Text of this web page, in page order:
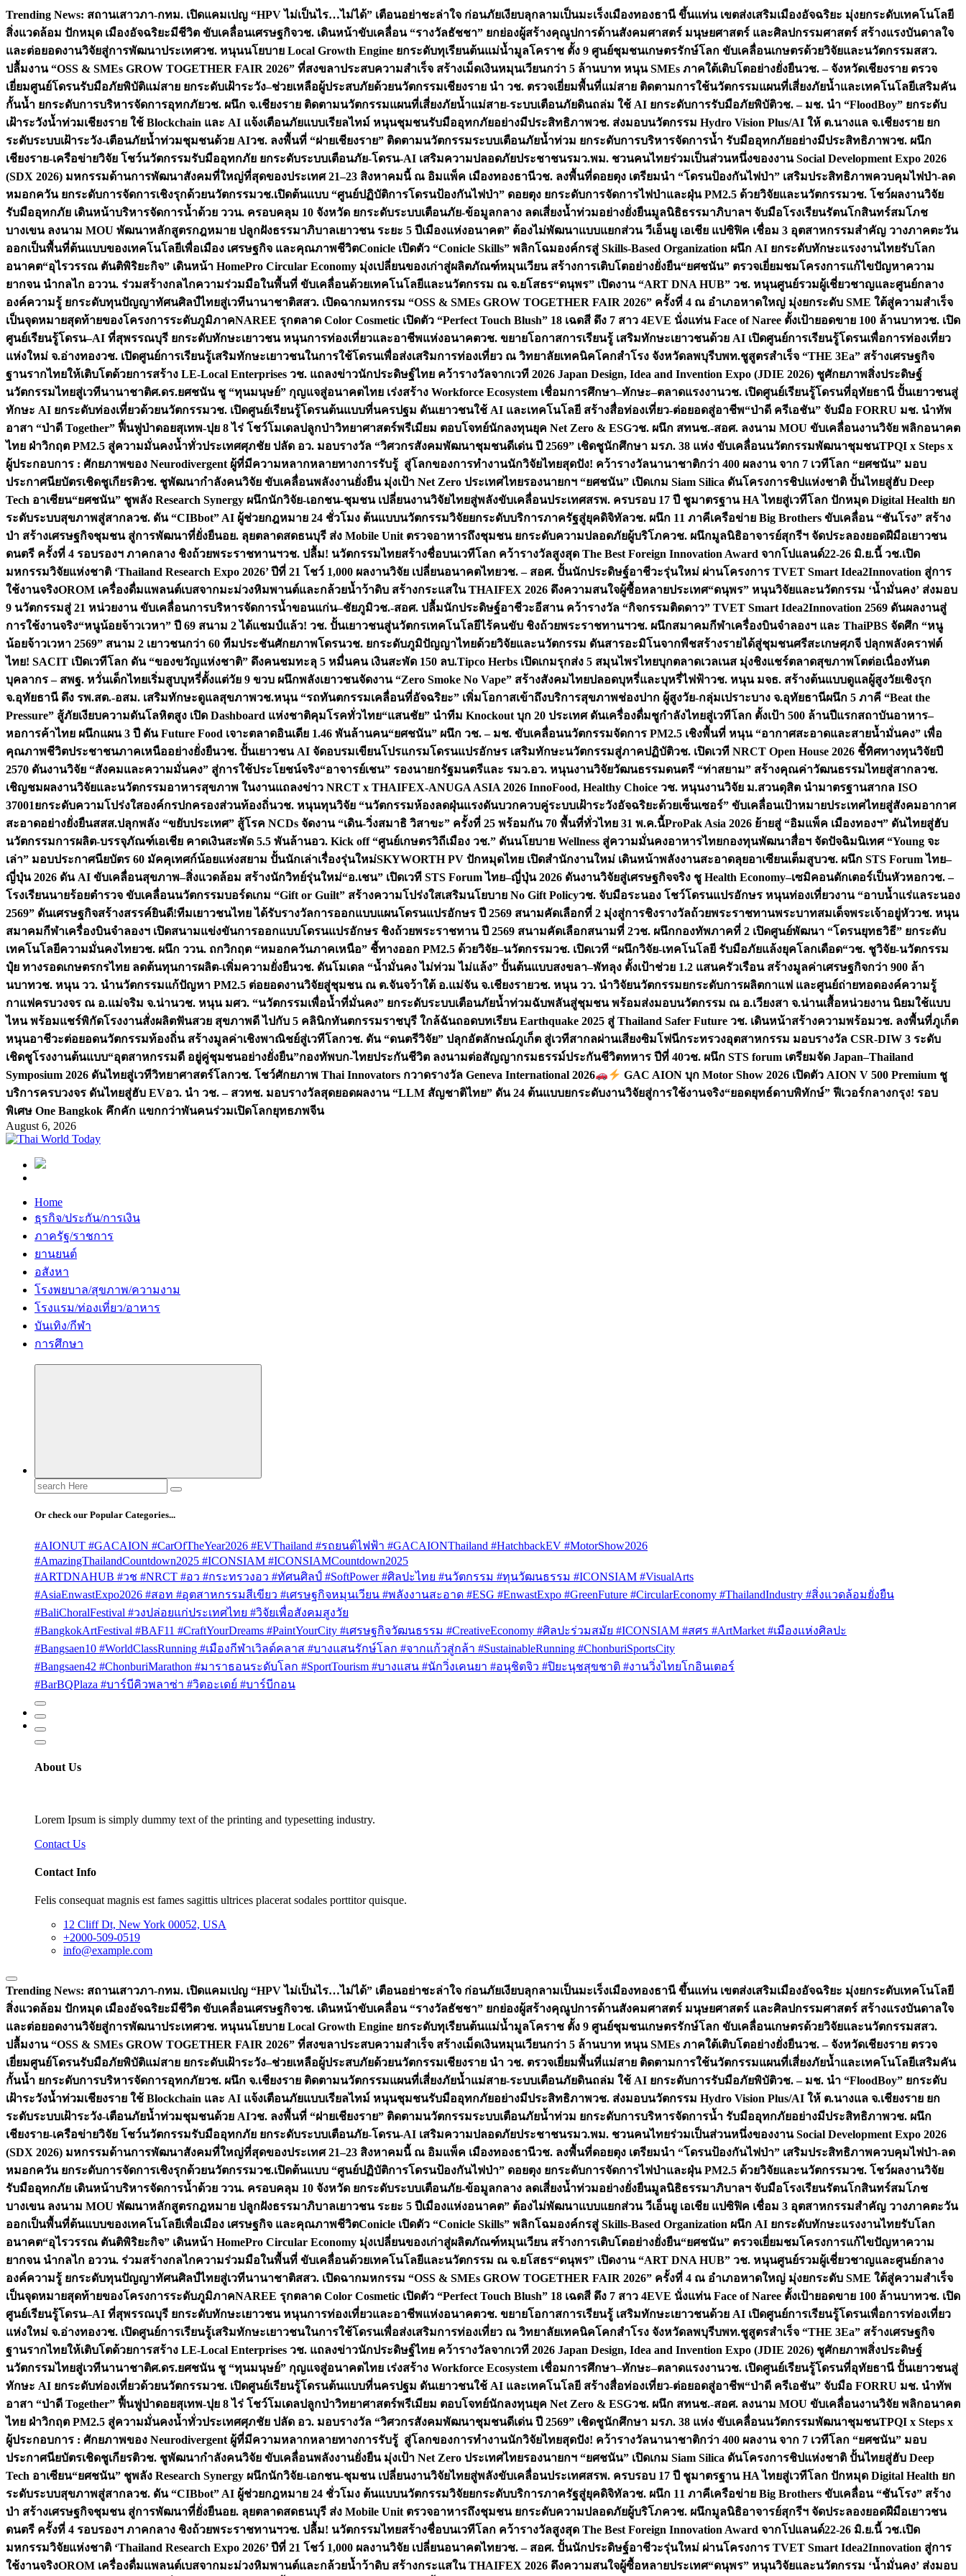
Skip
to
content
Trending News: สถานเสาวภา-กทม. เปิดแคมเปญ “HPV ไม่เป็นไร…ไม่ได้” เตือนอย่าชะล่าใจ ก่อนภัยเงียบลุกลามเป็นมะเร็งเมืองทองธานี ขึ้นแท่น เขตส่งเสริมเมืองอัจฉริยะ มุ่งยกระดับเทคโนโลยี
สิ่งแวดล้อม ปักหมุด เมืองอัจฉริยะมีชีวิต ขับเคลื่อนเศรษฐกิจวช. เดินหน้าขับเคลื่อน “รางวัลธัชชา” ยกย่องผู้สร้างคุณูปการด้านสังคมศาสตร์ มนุษยศาสตร์ และศิลปกรรมศาสตร์ สร้างแรงบันดาลใจ
และต่อยอดงานวิจัยสู่การพัฒนาประเทศวช. หนุนนโยบาย Local Growth Engine ยกระดับทุเรียนต้นแม่น้ำมูลโคราช ตั้ง 9 ศูนย์ชุมชนเกษตรรักษ์โลก ขับเคลื่อนเกษตรด้วยวิจัยและนวัตกรรมสสว.
ปลื้มงาน “OSS & SMEs GROW TOGETHER FAIR 2026” ที่สงขลาประสบความสำเร็จ สร้างเม็ดเงินหมุนเวียนกว่า 5 ล้านบาท หนุน SMEs ภาคใต้เติบโตอย่างยั่งยืนวช. – จังหวัดเชียงราย ตรวจ
เยี่ยมศูนย์โดรนรับมือภัยพิบัติแม่สาย ยกระดับเฝ้าระวัง–ช่วยเหลือผู้ประสบภัยด้วยนวัตกรรมเชียงราย นำ วช. ตรวจเยี่ยมพื้นที่แม่สาย ติดตามการใช้นวัตกรรมแผนที่เสี่ยงภัยน้ำและเทคโนโลยีเสริมคัน
กั้นน้ำ ยกระดับการบริหารจัดการอุทกภัยวช. ผนึก จ.เชียงราย ติดตามนวัตกรรมแผนที่เสี่ยงภัยน้ำแม่สาย-ระบบเตือนภัยดินถล่ม ใช้ AI ยกระดับการรับมือภัยพิบัติวช. – มช. นำ “FloodBoy” ยกระดับ
เฝ้าระวังน้ำท่วมเชียงราย ใช้ Blockchain และ AI แจ้งเตือนภัยแบบเรียลไทม์ หนุนชุมชนรับมืออุทกภัยอย่างมีประสิทธิภาพวช. ส่งมอบนวัตกรรม Hydro Vision Plus/AI ให้ ต.นางแล จ.เชียงราย ยก
ระดับระบบเฝ้าระวัง-เตือนภัยน้ำท่วมชุมชนด้วย AIวช. ลงพื้นที่ “ฝายเชียงราย” ติดตามนวัตกรรมระบบเตือนภัยน้ำท่วม ยกระดับการบริหารจัดการน้ำ รับมืออุทกภัยอย่างมีประสิทธิภาพวช. ผนึก
เชียงราย-เครือข่ายวิจัย โชว์นวัตกรรมรับมืออุทกภัย ยกระดับระบบเตือนภัย-โดรน-AI เสริมความปลอดภัยประชาชนรมว.พม. ชวนคนไทยร่วมเป็นส่วนหนึ่งของงาน Social Development Expo 2026
(SDX 2026) มหกรรมด้านการพัฒนาสังคมที่ใหญ่ที่สุดของประเทศ 21–23 สิงหาคมนี้ ณ อิมแพ็ค เมืองทองธานีวช. ลงพื้นที่ดอยตุง เตรียมนำ “โดรนป้องกันไฟป่า” เสริมประสิทธิภาพควบคุมไฟป่า-ลด
หมอกควัน ยกระดับการจัดการเชิงรุกด้วยนวัตกรรมวช.เปิดต้นแบบ “ศูนย์ปฏิบัติการโดรนป้องกันไฟป่า” ดอยตุง ยกระดับการจัดการไฟป่าและฝุ่น PM2.5 ด้วยวิจัยและนวัตกรรมวช. โชว์ผลงานวิจัย
รับมืออุทกภัย เดินหน้าบริหารจัดการน้ำด้วย ววน. ครอบคลุม 10 จังหวัด ยกระดับระบบเตือนภัย-ข้อมูลกลาง ลดเสี่ยงน้ำท่วมอย่างยั่งยืนมูลนิธิธรรมาภิบาลฯ จับมือโรงเรียนรัตนโกสินทร์สมโภช
บางเขน ลงนาม MOU พัฒนาหลักสูตรกฎหมาย ปลูกฝังธรรมาภิบาลเยาวชน ระยะ 5 ปีเมืองแห่งอนาคต” ต้องไม่พัฒนาแบบแยกส่วน วีเอ็นยู เอเชีย แปซิฟิค เชื่อม 3 อุตสาหกรรมสำคัญ วางภาคตะวัน
ออกเป็นพื้นที่ต้นแบบของเทคโนโลยีเพื่อเมือง เศรษฐกิจ และคุณภาพชีวิตConicle เปิดตัว “Conicle Skills” พลิกโฉมองค์กรสู่ Skills-Based Organization ผนึก AI ยกระดับทักษะแรงงานไทยรับโลก
อนาคต“อุไรวรรณ ตันติพิริยะกิจ” เดินหน้า HomePro Circular Economy มุ่งเปลี่ยนของเก่าสู่ผลิตภัณฑ์หมุนเวียน สร้างการเติบโตอย่างยั่งยืน“ยศชนัน” ตรวจเยี่ยมชมโครงการแก้ไขปัญหาความ
ยากจน นำกลไก อววน. ร่วมสร้างกลไกความร่วมมือในพื้นที่ ขับเคลื่อนด้วยเทคโนโลยีและนวัตกรรม ณ จ.ยโสธร“ดนุพร” เปิดงาน “ART DNA HUB” วช. หนุนศูนย์รวมผู้เชี่ยวชาญและศูนย์กลาง
องค์ความรู้ ยกระดับทุนปัญญาทัศนศิลป์ไทยสู่เวทีนานาชาติสสว. เปิดฉากมหกรรม “OSS & SMEs GROW TOGETHER FAIR 2026” ครั้งที่ 4 ณ อำเภอหาดใหญ่ มุ่งยกระดับ SME ใต้สู่ความสำเร็จ
เป็นจุดหมายสุดท้ายของโครงการระดับภูมิภาคNAREE รุกตลาด Color Cosmetic เปิดตัว “Perfect Touch Blush” 18 เฉดสี ดึง 7 สาว 4EVE นั่งแท่น Face of Naree ตั้งเป้ายอดขาย 100 ล้านบาทวช. เปิด
ศูนย์เรียนรู้โดรน–AI ที่สุพรรณบุรี ยกระดับทักษะเยาวชน หนุนการท่องเที่ยวและอาชีพแห่งอนาคตวช. ขยายโอกาสการเรียนรู้ เสริมทักษะเยาวชนด้วย AI เปิดศูนย์การเรียนรู้โดรนเพื่อการท่องเที่ยว
แห่งใหม่ จ.อ่างทองวช. เปิดศูนย์การเรียนรู้เสริมทักษะเยาวชนในการใช้โดรนเพื่อส่งเสริมการท่องเที่ยว ณ วิทยาลัยเทคนิคโคกสำโรง จังหวัดลพบุรีบพท.ชูสูตรสำเร็จ “THE 3Ea” สร้างเศรษฐกิจ
ฐานรากไทยให้เติบโตด้วยการสร้าง LE-Local Enterprises วช. แถลงข่าวนักประดิษฐ์ไทย คว้ารางวัลจากเวที 2026 Japan Design, Idea and Invention Expo (JDIE 2026) ชูศักยภาพสิ่งประดิษฐ์
นวัตกรรมไทยสู่เวทีนานาชาติศ.ดร.ยศชนัน ชู “ทุนมนุษย์” กุญแจสู่อนาคตไทย เร่งสร้าง Workforce Ecosystem เชื่อมการศึกษา–ทักษะ–ตลาดแรงงานวช. เปิดศูนย์เรียนรู้โดรนที่อุทัยธานี ปั้นเยาวชนสู่
ทักษะ AI ยกระดับท่องเที่ยวด้วยนวัตกรรมวช. เปิดศูนย์เรียนรู้โดรนต้นแบบที่นครปฐม ดันเยาวชนใช้ AI และเทคโนโลยี สร้างสื่อท่องเที่ยว-ต่อยอดสู่อาชีพ“ป่าดี ครีเอชัน” จับมือ FORRU มช. นำทัพ
อาสา “ป่าดี Together” ฟื้นฟูป่าดอยสุเทพ-ปุย 8 ไร่ โชว์โมเดลปลูกป่าวิทยาศาสตร์พรีเมียม ตอบโจทย์นักลงทุนยุค Net Zero & ESGวช. ผนึก สทนช.-สอศ. ลงนาม MOU ขับเคลื่อนงานวิจัย พลิกอนาคต
ไทย ฝ่าวิกฤต PM2.5 สู่ความมั่นคงน้ำทั่วประเทศศุภชัย ปลัด อว. มอบรางวัล “วิศวกรสังคมพัฒนาชุมชนดีเด่น ปี 2569” เชิดชูนักศึกษา มรภ. 38 แห่ง ขับเคลื่อนนวัตกรรมพัฒนาชุมชนTPQI x Steps x
ผู้ประกอบการ : ศักยภาพของ Neurodivergent ผู้ที่มีความหลากหลายทางการรับรู้ สู่โลกของการทำงานนักวิจัยไทยสุดปัง! คว้ารางวัลนานาชาติกว่า 400 ผลงาน จาก 7 เวทีโลก “ยศชนัน” มอบ
ประกาศนียบัตรเชิดชูเกียรติวช. ชูพัฒนากำลังคนวิจัย ขับเคลื่อนพลังงานยั่งยืน มุ่งเป้า Net Zero ประเทศไทยรองนายกฯ “ยศชนัน” เปิดเกม Siam Silica ดันโครงการชิปแห่งชาติ ปั้นไทยสู่ฮับ Deep
Tech อาเซียน“ยศชนัน” ชูพลัง Research Synergy ผนึกนักวิจัย-เอกชน-ชุมชน เปลี่ยนงานวิจัยไทยสู่พลังขับเคลื่อนประเทศสรพ. ครบรอบ 17 ปี ชูมาตรฐาน HA ไทยสู่เวทีโลก ปักหมุด Digital Health ยก
ระดับระบบสุขภาพสู่สากลวช. ดัน “CIBbot” AI ผู้ช่วยกฎหมาย 24 ชั่วโมง ต้นแบบนวัตกรรมวิจัยยกระดับบริการภาครัฐสู่ยุคดิจิทัลวช. ผนึก 11 ภาคีเครือข่าย Big Brothers ขับเคลื่อน “ชันโรง” สร้าง
ป่า สร้างเศรษฐกิจชุมชน สู่การพัฒนาที่ยั่งยืนอย. ลุยตลาดสดธนบุรี ส่ง Mobile Unit ตรวจอาหารถึงชุมชน ยกระดับความปลอดภัยผู้บริโภควช. ผนึกมูลนิธิอาจารย์สุกรีฯ จัดประลองยอดฝีมือเยาวชน
ดนตรี ครั้งที่ 4 รอบรองฯ ภาคกลาง ชิงถ้วยพระราชทานฯวช. ปลื้ม! นวัตกรรมไทยสร้างชื่อบนเวทีโลก คว้ารางวัลสูงสุด The Best Foreign Innovation Award จากโปแลนด์22-26 มิ.ย.นี้ วช.เปิด
มหกรรมวิจัยแห่งชาติ ‘Thailand Research Expo 2026’ ปีที่ 21 โชว์ 1,000 ผลงานวิจัย เปลี่ยนอนาคตไทยวช. – สอศ. ปั้นนักประดิษฐ์อาชีวะรุ่นใหม่ ผ่านโครงการ TVET Smart Idea2Innovation สู่การ
ใช้งานจริงOROM เครื่องดื่มแพลนต์เบสจากมะม่วงหิมพานต์และกล้วยน้ำว้าดิบ สร้างกระแสใน THAIFEX 2026 ดึงความสนใจผู้ซื้อหลายประเทศ“ดนุพร” หนุนวิจัยและนวัตกรรม ‘น้ำมั่นคง’ ส่งมอบ
9 นวัตกรรมสู่ 21 หน่วยงาน ขับเคลื่อนการบริหารจัดการน้ำขอนแก่น–ชัยภูมิวช.-สอศ. ปลื้มนักประดิษฐ์อาชีวะอีสาน คว้ารางวัล “กิจกรรมติดดาว” TVET Smart Idea2Innovation 2569 ดันผลงานสู่
การใช้งานจริง“หนูน้อยจ้าวเวหา” ปี 69 สนาม 2 ได้แชมป์แล้ว! วช. ปั้นเยาวชนสู่นวัตกรเทคโนโลยีไร้คนขับ ชิงถ้วยพระราชทานฯวช. ผนึกสมาคมกีฬาเครื่องบินจำลองฯ และ ThaiPBS จัดศึก “หนู
น้อยจ้าวเวหา 2569” สนาม 2 เยาวชนกว่า 60 ทีมประชันศักยภาพโดรนวช. ยกระดับภูมิปัญญาไทยด้วยวิจัยและนวัตกรรม ดันสารอะมิโนจากพืชสร้างรายได้สู่ชุมชนศรีสะเกษศุภจี ปลุกพลังคราฟต์
ไทย! SACIT เปิดเวทีโลก ดัน “ของขวัญแห่งชาติ” ดึงคนชมทะลุ 5 หมื่นคน เงินสะพัด 150 ลบ.Tipco Herbs เปิดเกมรุกส่ง 5 สมุนไพรไทยบุกตลาดเวลเนส มุ่งชิงแชร์ตลาดสุขภาพโตต่อเนื่องทันต
บุคลากร – สพฐ. หวั่นเด็กไทยเริ่มสูบบุหรี่ตั้งแต่วัย 9 ขวบ ผนึกพลังเยาวชนจัดงาน “Zero Smoke No Vape” สร้างสังคมไทยปลอดบุหรี่และบุหรี่ไฟฟ้าวช. หนุน มจธ. สร้างต้นแบบดูแลผู้สูงวัยเชิงรุก
จ.อุทัยธานี ดึง รพ.สต.-อสม. เสริมทักษะดูแลสุขภาพวช.หนุน “รถทันตกรรมเคลื่อนที่อัจฉริยะ” เพิ่มโอกาสเข้าถึงบริการสุขภาพช่องปาก ผู้สูงวัย-กลุ่มเปราะบาง จ.อุทัยธานีผนึก 5 ภาคี “Beat the
Pressure” สู้ภัยเงียบความดันโลหิตสูง เปิด Dashboard แห่งชาติคุมโรคทั่วไทย“แสนชัย” นำทีม Knockout บุก 20 ประเทศ ดันเครื่องดื่มชูกำลังไทยสู่เวทีโลก ตั้งเป้า 500 ล้านปีแรกสถาบันอาหาร–
หอการค้าไทย ผนึกแผน 3 ปี ดัน Future Food เจาะตลาดอินเดีย 1.46 พันล้านคน“ยศชนัน” ผนึก วช. – มช. ขับเคลื่อนนวัตกรรมจัดการ PM2.5 เชิงพื้นที่ หนุน “อากาศสะอาดและสายน้ำมั่นคง” เพื่อ
คุณภาพชีวิตประชาชนภาคเหนืออย่างยั่งยืนวช. ปั้นเยาวชน AI จัดอบรมเขียนโปรแกรมโดรนแปรอักษร เสริมทักษะนวัตกรรมสู่ภาคปฏิบัติวช. เปิดเวที NRCT Open House 2026 ชี้ทิศทางทุนวิจัยปี
2570 ดันงานวิจัย “สังคมและความมั่นคง” สู่การใช้ประโยชน์จริง“อาจารย์เชน” รองนายกรัฐมนตรีและ รมว.อว. หนุนงานวิจัยวัฒนธรรมดนตรี “ท่าสยาม” สร้างคุณค่าวัฒนธรรมไทยสู่สากลวช.
เชิญชมผลงานวิจัยและนวัตกรรมอาหารสุขภาพ ในงานแถลงข่าว NRCT x THAIFEX-ANUGA ASIA 2026 InnoFood, Healthy Choice วช. หนุนงานวิจัย ม.สวนดุสิต นำมาตรฐานสากล ISO
37001ยกระดับความโปร่งใสองค์กรปกครองส่วนท้องถิ่นวช. หนุนทุนวิจัย “นวัตกรรมห้องลดฝุ่นแรงดันบวกควบคู่ระบบเฝ้าระวังอัจฉริยะด้วยเซ็นเซอร์” ขับเคลื่อนเป้าหมายประเทศไทยสู่สังคมอากาศ
สะอาดอย่างยั่งยืนสสส.ปลุกพลัง “ขยับประเทศ” สู้โรค NCDs จัดงาน “เดิน-วิ่งสมาธิ วิสาขะ” ครั้งที่ 25 พร้อมกัน 70 พื้นที่ทั่วไทย 31 พ.ค.นี้ProPak Asia 2026 ย้ายสู่ “อิมแพ็ค เมืองทองฯ” ดันไทยสู่ฮับ
นวัตกรรมการผลิต-บรรจุภัณฑ์เอเชีย คาดเงินสะพัด 5.5 พันล้านอว. Kick off “ศูนย์เกษตรวิถีเมือง วช.” ดันนโยบาย Wellness สู่ความมั่นคงอาหารไทยกองทุนพัฒนาสื่อฯ จัดปัจฉิมนิเทศ “Young จะ
เล่า” มอบประกาศนียบัตร 60 มัคคุเทศก์น้อยแห่งสยาม ปั้นนักเล่าเรื่องรุ่นใหม่SKYWORTH PV ปักหมุดไทย เปิดสำนักงานใหม่ เดินหน้าพลังงานสะอาดลุยอาเซียนเต็มสูบวช. ผนึก STS Forum ไทย–
ญี่ปุ่น 2026 ดัน AI ขับเคลื่อนสุขภาพ–สิ่งแวดล้อม สร้างนักวิทย์รุ่นใหม่“อ.เชน” เปิดเวที STS Forum ไทย–ญี่ปุ่น 2026 ดันงานวิจัยสู่เศรษฐกิจจริง ชู Health Economy–เซมิคอนดักเตอร์เป็นหัวหอกวช. –
โรงเรียนนายร้อยตำรวจ ขับเคลื่อนนวัตกรรมบอร์ดเกม “Gift or Guilt” สร้างความโปร่งใสเสริมนโยบาย No Gift Policyวช. จับมือระนอง โชว์โดรนแปรอักษร หนุนท่องเที่ยวงาน “อาบน้ำแร่แลระนอง
2569” ดันเศรษฐกิจสร้างสรรค์ยินดี!ทีมเยาวชนไทย ได้รับรางวัลการออกแบบแผนโดรนแปรอักษร ปี 2569 สนามคัดเลือกที่ 2 มุ่งสู่การชิงรางวัลถ้วยพระราชทานพระบาทสมเด็จพระเจ้าอยู่หัววช. หนุน
สมาคมกีฬาเครื่องบินจำลองฯ เปิดสนามแข่งขันการออกแบบโดรนแปรอักษร ชิงถ้วยพระราชทาน ปี 2569 สนามคัดเลือกสนามที่ 2วช. ผนึกกองทัพภาคที่ 2 เปิดศูนย์พัฒนา “โดรนยุทธวิธี” ยกระดับ
เทคโนโลยีความมั่นคงไทยวช. ผนึก ววน. ถกวิกฤต “หมอกควันภาคเหนือ” ชี้ทางออก PM2.5 ด้วยวิจัย–นวัตกรรมวช. เปิดเวที “ผนึกวิจัย-เทคโนโลยี รับมือภัยแล้งยุคโลกเดือด“วช. ชูวิจัย-นวัตกรรม
ปุ๋ย ทางรอดเกษตรกรไทย ลดต้นทุนการผลิต-เพิ่มความยั่งยืนวช. ดันโมเดล “น้ำมั่นคง ไม่ท่วม ไม่แล้ง” ปั้นต้นแบบสงขลา–พัทลุง ตั้งเป้าช่วย 1.2 แสนครัวเรือน สร้างมูลค่าเศรษฐกิจกว่า 900 ล้า
นบาทวช. หนุน วว. นำนวัตกรรมแก้ปัญหา PM2.5 ต่อยอดงานวิจัยสู่ชุมชน ณ ต.จันจว้าใต้ อ.แม่จัน จ.เชียงรายวช. หนุน วว. นำวิจัยนวัตกรรมยกระดับการผลิตกาแฟ และศูนย์ถ่ายทอดองค์ความรู้
กาแฟครบวงจร ณ อ.แม่จริม จ.น่านวช. หนุน มศว. “นวัตกรรมเพื่อน้ำที่มั่นคง” ยกระดับระบบเตือนภัยน้ำท่วมฉับพลันสู่ชุมชน พร้อมส่งมอบนวัตกรรม ณ อ.เวียงสา จ.น่านเสื้อหน่วยงาน นิยมใช้แบบ
ไหน พร้อมแชร์พิกัดโรงงานสั่งผลิตฟันสวย สุขภาพดี ไปกับ 5 คลินิกทันตกรรมราชบุรี ใกล้ฉันถอดบทเรียน Earthquake 2025 สู่ Thailand Safer Future วช. เดินหน้าสร้างความพร้อมวช. ลงพื้นที่ภูเก็ต
หนุนอาชีวะต่อยอดนวัตกรรมท้องถิ่น สร้างมูลค่าเชิงพาณิชย์สู่เวทีโลกวช. ดัน “ดนตรีวิจัย” ปลุกอัตลักษณ์ภูเก็ต สู่เวทีสากลผ่านเสียงซิมโฟนีกระทรวงอุตสาหกรรม มอบรางวัล CSR-DIW 3 ระดับ
เชิดชูโรงงานต้นแบบ“อุตสาหกรรมดี อยู่คู่ชุมชนอย่างยั่งยืน”กองทัพบก-ไทยประกันชีวิต ลงนามต่อสัญญากรมธรรม์ประกันชีวิตทหาร ปีที่ 40วช. ผนึก STS forum เตรียมจัด Japan–Thailand
Symposium 2026 ดันไทยสู่เวทีวิทยาศาสตร์โลกวช. โชว์ศักยภาพ Thai Innovators กวาดรางวัล Geneva International 2026
GAC AION บุก Motor Show 2026 เปิดตัว AION V 500 Premium ชู
บริการครบวงจร ดันไทยสู่ฮับ EVอว. นำ วช. – สวทช. มอบรางวัลสุดยอดผลงาน “LLM สัญชาติไทย” ดัน 24 ต้นแบบยกระดับงานวิจัยสู่การใช้งานจริง“ยอดยุทธ์ดาบพิทักษ์” ฟีเวอร์กลางกรุง! รอบ
พิเศษ One Bangkok คึกคัก แขกกว่าพันคนร่วมเปิดโลกยุทธภพจีน
August 6, 2026
Home
ธุรกิจ/ประกัน/การเงิน
ภาครัฐ/ราชการ
ยานยนต์
อสังหา
โรงพยบาล/สุขภาพ/ความงาม
โรงแรม/ท่องเที่ยว/อาหาร
บันเทิง/กีฬา
การศึกษา
Search
for:
Or check our Popular Categories...
#AIONUT #GACAION #CarOfTheYear2026 #EVThailand #รถยนต์ไฟฟ้า #GACAIONThailand #HatchbackEV #MotorShow2026
#AmazingThailandCountdown2025 #ICONSIAM #ICONSIAMCountdown2025
#ARTDNAHUB #วช #NRCT #อว #กระทรวงอว #ทัศนศิลป์ #SoftPower #ศิลปะไทย #นวัตกรรม #ทุนวัฒนธรรม #ICONSIAM #VisualArts
#AsiaEnwastExpo2026 #สอท #อุตสาหกรรมสีเขียว #เศรษฐกิจหมุนเวียน #พลังงานสะอาด #ESG #EnwastExpo #GreenFuture #CircularEconomy #ThailandIndustry #สิ่งแวดล้อมยั่งยืน
#BaliChoralFestival #วงปล่อยแก่ประเทศไทย #วิจัยเพื่อสังคมสูงวัย
#BangkokArtFestival #BAF11 #CraftYourDreams #PaintYourCity #เศรษฐกิจวัฒนธรรม #CreativeEconomy #ศิลปะร่วมสมัย #ICONSIAM #สศร #ArtMarket #เมืองแห่งศิลปะ
#Bangsaen10 #WorldClassRunning #เมืองกีฬาเวิลด์คลาส #บางแสนรักษ์โลก #จากแก้วสู่กล้า #SustainableRunning #ChonburiSportsCity
#Bangsaen42 #ChonburiMarathon #มาราธอนระดับโลก #SportTourism #บางแสน #นักวิ่งเคนยา #อนุชิตจิว #ปิยะนุชสุขชาติ #งานวิ่งไทยโกอินเตอร์
#BarBQPlaza #บาร์บีคิวพลาซ่า #วิตอะเดย์ #บาร์บีกอน
About Us
Lorem Ipsum is simply dummy text of the printing and typesetting industry.
Contact Us
Contact Info
Felis consequat magnis est fames sagittis ultrices placerat sodales porttitor quisque.
12 Cliff Dt, New York 00052, USA
+2000-509-0519
info@example.com
Trending News: สถานเสาวภา-กทม. เปิดแคมเปญ “HPV ไม่เป็นไร…ไม่ได้” เตือนอย่าชะล่าใจ ก่อนภัยเงียบลุกลามเป็นมะเร็งเมืองทองธานี ขึ้นแท่น เขตส่งเสริมเมืองอัจฉริยะ มุ่งยกระดับเทคโนโลยี
สิ่งแวดล้อม ปักหมุด เมืองอัจฉริยะมีชีวิต ขับเคลื่อนเศรษฐกิจวช. เดินหน้าขับเคลื่อน “รางวัลธัชชา” ยกย่องผู้สร้างคุณูปการด้านสังคมศาสตร์ มนุษยศาสตร์ และศิลปกรรมศาสตร์ สร้างแรงบันดาลใจ
และต่อยอดงานวิจัยสู่การพัฒนาประเทศวช. หนุนนโยบาย Local Growth Engine ยกระดับทุเรียนต้นแม่น้ำมูลโคราช ตั้ง 9 ศูนย์ชุมชนเกษตรรักษ์โลก ขับเคลื่อนเกษตรด้วยวิจัยและนวัตกรรมสสว.
ปลื้มงาน “OSS & SMEs GROW TOGETHER FAIR 2026” ที่สงขลาประสบความสำเร็จ สร้างเม็ดเงินหมุนเวียนกว่า 5 ล้านบาท หนุน SMEs ภาคใต้เติบโตอย่างยั่งยืนวช. – จังหวัดเชียงราย ตรวจ
เยี่ยมศูนย์โดรนรับมือภัยพิบัติแม่สาย ยกระดับเฝ้าระวัง–ช่วยเหลือผู้ประสบภัยด้วยนวัตกรรมเชียงราย นำ วช. ตรวจเยี่ยมพื้นที่แม่สาย ติดตามการใช้นวัตกรรมแผนที่เสี่ยงภัยน้ำและเทคโนโลยีเสริมคัน
กั้นน้ำ ยกระดับการบริหารจัดการอุทกภัยวช. ผนึก จ.เชียงราย ติดตามนวัตกรรมแผนที่เสี่ยงภัยน้ำแม่สาย-ระบบเตือนภัยดินถล่ม ใช้ AI ยกระดับการรับมือภัยพิบัติวช. – มช. นำ “FloodBoy” ยกระดับ
เฝ้าระวังน้ำท่วมเชียงราย ใช้ Blockchain และ AI แจ้งเตือนภัยแบบเรียลไทม์ หนุนชุมชนรับมืออุทกภัยอย่างมีประสิทธิภาพวช. ส่งมอบนวัตกรรม Hydro Vision Plus/AI ให้ ต.นางแล จ.เชียงราย ยก
ระดับระบบเฝ้าระวัง-เตือนภัยน้ำท่วมชุมชนด้วย AIวช. ลงพื้นที่ “ฝายเชียงราย” ติดตามนวัตกรรมระบบเตือนภัยน้ำท่วม ยกระดับการบริหารจัดการน้ำ รับมืออุทกภัยอย่างมีประสิทธิภาพวช. ผนึก
เชียงราย-เครือข่ายวิจัย โชว์นวัตกรรมรับมืออุทกภัย ยกระดับระบบเตือนภัย-โดรน-AI เสริมความปลอดภัยประชาชนรมว.พม. ชวนคนไทยร่วมเป็นส่วนหนึ่งของงาน Social Development Expo 2026
(SDX 2026) มหกรรมด้านการพัฒนาสังคมที่ใหญ่ที่สุดของประเทศ 21–23 สิงหาคมนี้ ณ อิมแพ็ค เมืองทองธานีวช. ลงพื้นที่ดอยตุง เตรียมนำ “โดรนป้องกันไฟป่า” เสริมประสิทธิภาพควบคุมไฟป่า-ลด
หมอกควัน ยกระดับการจัดการเชิงรุกด้วยนวัตกรรมวช.เปิดต้นแบบ “ศูนย์ปฏิบัติการโดรนป้องกันไฟป่า” ดอยตุง ยกระดับการจัดการไฟป่าและฝุ่น PM2.5 ด้วยวิจัยและนวัตกรรมวช. โชว์ผลงานวิจัย
รับมืออุทกภัย เดินหน้าบริหารจัดการน้ำด้วย ววน. ครอบคลุม 10 จังหวัด ยกระดับระบบเตือนภัย-ข้อมูลกลาง ลดเสี่ยงน้ำท่วมอย่างยั่งยืนมูลนิธิธรรมาภิบาลฯ จับมือโรงเรียนรัตนโกสินทร์สมโภช
บางเขน ลงนาม MOU พัฒนาหลักสูตรกฎหมาย ปลูกฝังธรรมาภิบาลเยาวชน ระยะ 5 ปีเมืองแห่งอนาคต” ต้องไม่พัฒนาแบบแยกส่วน วีเอ็นยู เอเชีย แปซิฟิค เชื่อม 3 อุตสาหกรรมสำคัญ วางภาคตะวัน
ออกเป็นพื้นที่ต้นแบบของเทคโนโลยีเพื่อเมือง เศรษฐกิจ และคุณภาพชีวิตConicle เปิดตัว “Conicle Skills” พลิกโฉมองค์กรสู่ Skills-Based Organization ผนึก AI ยกระดับทักษะแรงงานไทยรับโลก
อนาคต“อุไรวรรณ ตันติพิริยะกิจ” เดินหน้า HomePro Circular Economy มุ่งเปลี่ยนของเก่าสู่ผลิตภัณฑ์หมุนเวียน สร้างการเติบโตอย่างยั่งยืน“ยศชนัน” ตรวจเยี่ยมชมโครงการแก้ไขปัญหาความ
ยากจน นำกลไก อววน. ร่วมสร้างกลไกความร่วมมือในพื้นที่ ขับเคลื่อนด้วยเทคโนโลยีและนวัตกรรม ณ จ.ยโสธร“ดนุพร” เปิดงาน “ART DNA HUB” วช. หนุนศูนย์รวมผู้เชี่ยวชาญและศูนย์กลาง
องค์ความรู้ ยกระดับทุนปัญญาทัศนศิลป์ไทยสู่เวทีนานาชาติสสว. เปิดฉากมหกรรม “OSS & SMEs GROW TOGETHER FAIR 2026” ครั้งที่ 4 ณ อำเภอหาดใหญ่ มุ่งยกระดับ SME ใต้สู่ความสำเร็จ
เป็นจุดหมายสุดท้ายของโครงการระดับภูมิภาคNAREE รุกตลาด Color Cosmetic เปิดตัว “Perfect Touch Blush” 18 เฉดสี ดึง 7 สาว 4EVE นั่งแท่น Face of Naree ตั้งเป้ายอดขาย 100 ล้านบาทวช. เปิด
ศูนย์เรียนรู้โดรน–AI ที่สุพรรณบุรี ยกระดับทักษะเยาวชน หนุนการท่องเที่ยวและอาชีพแห่งอนาคตวช. ขยายโอกาสการเรียนรู้ เสริมทักษะเยาวชนด้วย AI เปิดศูนย์การเรียนรู้โดรนเพื่อการท่องเที่ยว
แห่งใหม่ จ.อ่างทองวช. เปิดศูนย์การเรียนรู้เสริมทักษะเยาวชนในการใช้โดรนเพื่อส่งเสริมการท่องเที่ยว ณ วิทยาลัยเทคนิคโคกสำโรง จังหวัดลพบุรีบพท.ชูสูตรสำเร็จ “THE 3Ea” สร้างเศรษฐกิจ
ฐานรากไทยให้เติบโตด้วยการสร้าง LE-Local Enterprises วช. แถลงข่าวนักประดิษฐ์ไทย คว้ารางวัลจากเวที 2026 Japan Design, Idea and Invention Expo (JDIE 2026) ชูศักยภาพสิ่งประดิษฐ์
นวัตกรรมไทยสู่เวทีนานาชาติศ.ดร.ยศชนัน ชู “ทุนมนุษย์” กุญแจสู่อนาคตไทย เร่งสร้าง Workforce Ecosystem เชื่อมการศึกษา–ทักษะ–ตลาดแรงงานวช. เปิดศูนย์เรียนรู้โดรนที่อุทัยธานี ปั้นเยาวชนสู่
ทักษะ AI ยกระดับท่องเที่ยวด้วยนวัตกรรมวช. เปิดศูนย์เรียนรู้โดรนต้นแบบที่นครปฐม ดันเยาวชนใช้ AI และเทคโนโลยี สร้างสื่อท่องเที่ยว-ต่อยอดสู่อาชีพ“ป่าดี ครีเอชัน” จับมือ FORRU มช. นำทัพ
อาสา “ป่าดี Together” ฟื้นฟูป่าดอยสุเทพ-ปุย 8 ไร่ โชว์โมเดลปลูกป่าวิทยาศาสตร์พรีเมียม ตอบโจทย์นักลงทุนยุค Net Zero & ESGวช. ผนึก สทนช.-สอศ. ลงนาม MOU ขับเคลื่อนงานวิจัย พลิกอนาคต
ไทย ฝ่าวิกฤต PM2.5 สู่ความมั่นคงน้ำทั่วประเทศศุภชัย ปลัด อว. มอบรางวัล “วิศวกรสังคมพัฒนาชุมชนดีเด่น ปี 2569” เชิดชูนักศึกษา มรภ. 38 แห่ง ขับเคลื่อนนวัตกรรมพัฒนาชุมชนTPQI x Steps x
ผู้ประกอบการ : ศักยภาพของ Neurodivergent ผู้ที่มีความหลากหลายทางการรับรู้ สู่โลกของการทำงานนักวิจัยไทยสุดปัง! คว้ารางวัลนานาชาติกว่า 400 ผลงาน จาก 7 เวทีโลก “ยศชนัน” มอบ
ประกาศนียบัตรเชิดชูเกียรติวช. ชูพัฒนากำลังคนวิจัย ขับเคลื่อนพลังงานยั่งยืน มุ่งเป้า Net Zero ประเทศไทยรองนายกฯ “ยศชนัน” เปิดเกม Siam Silica ดันโครงการชิปแห่งชาติ ปั้นไทยสู่ฮับ Deep
Tech อาเซียน“ยศชนัน” ชูพลัง Research Synergy ผนึกนักวิจัย-เอกชน-ชุมชน เปลี่ยนงานวิจัยไทยสู่พลังขับเคลื่อนประเทศสรพ. ครบรอบ 17 ปี ชูมาตรฐาน HA ไทยสู่เวทีโลก ปักหมุด Digital Health ยก
ระดับระบบสุขภาพสู่สากลวช. ดัน “CIBbot” AI ผู้ช่วยกฎหมาย 24 ชั่วโมง ต้นแบบนวัตกรรมวิจัยยกระดับบริการภาครัฐสู่ยุคดิจิทัลวช. ผนึก 11 ภาคีเครือข่าย Big Brothers ขับเคลื่อน “ชันโรง” สร้าง
ป่า สร้างเศรษฐกิจชุมชน สู่การพัฒนาที่ยั่งยืนอย. ลุยตลาดสดธนบุรี ส่ง Mobile Unit ตรวจอาหารถึงชุมชน ยกระดับความปลอดภัยผู้บริโภควช. ผนึกมูลนิธิอาจารย์สุกรีฯ จัดประลองยอดฝีมือเยาวชน
ดนตรี ครั้งที่ 4 รอบรองฯ ภาคกลาง ชิงถ้วยพระราชทานฯวช. ปลื้ม! นวัตกรรมไทยสร้างชื่อบนเวทีโลก คว้ารางวัลสูงสุด The Best Foreign Innovation Award จากโปแลนด์22-26 มิ.ย.นี้ วช.เปิด
มหกรรมวิจัยแห่งชาติ ‘Thailand Research Expo 2026’ ปีที่ 21 โชว์ 1,000 ผลงานวิจัย เปลี่ยนอนาคตไทยวช. – สอศ. ปั้นนักประดิษฐ์อาชีวะรุ่นใหม่ ผ่านโครงการ TVET Smart Idea2Innovation สู่การ
ใช้งานจริงOROM เครื่องดื่มแพลนต์เบสจากมะม่วงหิมพานต์และกล้วยน้ำว้าดิบ สร้างกระแสใน THAIFEX 2026 ดึงความสนใจผู้ซื้อหลายประเทศ“ดนุพร” หนุนวิจัยและนวัตกรรม ‘น้ำมั่นคง’ ส่งมอบ